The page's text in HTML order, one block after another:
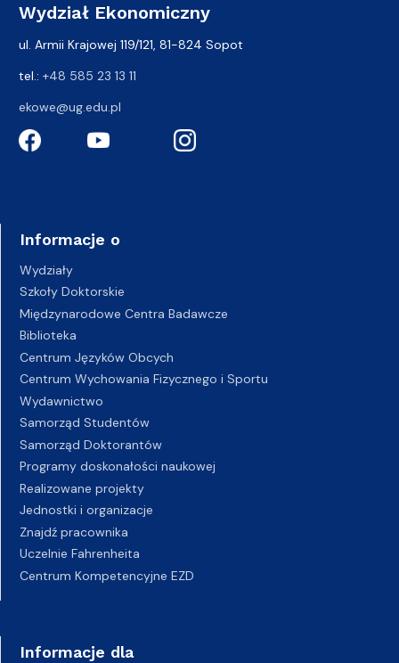
Wydział Ekonomiczny
ul. Armii Krajowej 119/121, 81-824 Sopot
tel.: +48 585 23 13 11
ekowe@ug.edu.pl
Informacje o
Wydziały
Szkoły Doktorskie
Międzynarodowe Centra Badawcze
Biblioteka
Centrum Języków Obcych
Centrum Wychowania Fizycznego i Sportu
Wydawnictwo
Samorząd Studentów
Samorząd Doktorantów
Programy doskonałości naukowej
Realizowane projekty
Jednostki i organizacje
Znajdź pracownika
Uczelnie Fahrenheita
Centrum Kompetencyjne EZD
Informacje dla